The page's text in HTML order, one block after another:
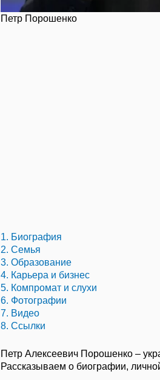
Петр Порошенко
1. Биография
2. Семья
3. Образование
4. Карьера и бизнес
5. Компромат и слухи
6. Фотографии
7. Видео
8. Ссылки
Петр Алексеевич Порошенко –
Рассказываем о биографии,